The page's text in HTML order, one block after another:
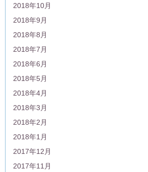
2018年10月
2018年9月
2018年8月
2018年7月
2018年6月
2018年5月
2018年4月
2018年3月
2018年2月
2018年1月
2017年12月
2017年11月